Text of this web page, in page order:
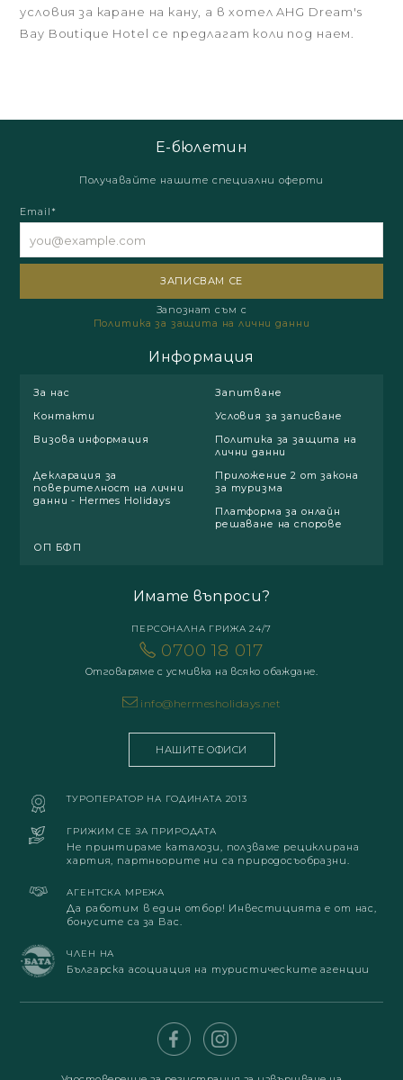
условия за каране на кану, а в хотел AHG Dream's
Bay Boutique Hotel се предлагат коли под наем.
Е-бюлетин
Получавайте нашите специални оферти
Email*
Запознат съм с
Политика за защита на лични данни
Информация
За нас
Запитване
Контакти
Условия за записване
Визова информация
Политика за защита на
лични данни
Декларация за
поверителност на лични
данни - Hermes Holidays
Приложение 2 от закона
за туризма
Платформа за онлайн
решаване на спорове
ОП БФП
Имате въпроси?
ПЕРСОНАЛНА ГРИЖА 24/7
0700 18 017
Отговаряме с усмивка на всяко обаждане.
info@hermesholidays.net
НАШИТЕ ОФИСИ
ТУРОПЕРАТОР НА ГОДИНАТА 2013
ГРИЖИМ СЕ ЗА ПРИРОДАТА
Не принтираме каталози, ползваме рециклирана
хартия, партньорите ни са природосъобразни.
АГЕНТСКА МРЕЖА
Да работим в един отбор! Инвестицията е от нас,
бонусите са за Вас.
ЧЛЕН НА
Българска асоциация на туристическите агенции